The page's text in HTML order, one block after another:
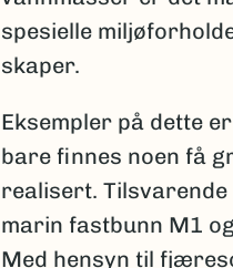
spesielle
skaper.
Eksempler på dette
bare finnes noen få
realisert.
marin fastbunn M1
Med hensyn til